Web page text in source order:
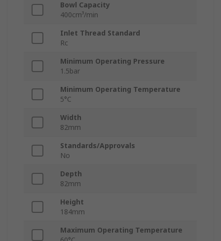
Bowl Capacity
400cm³/min
Inlet Thread Standard
Rc
Minimum Operating Pressure
1.5bar
Minimum Operating Temperature
5°C
Width
82mm
Standards/Approvals
No
Depth
82mm
Height
184mm
Maximum Operating Temperature